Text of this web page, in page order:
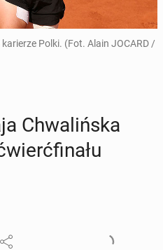
Polki. (Fot. Alain JOCARD /
Chwa­liń­ska